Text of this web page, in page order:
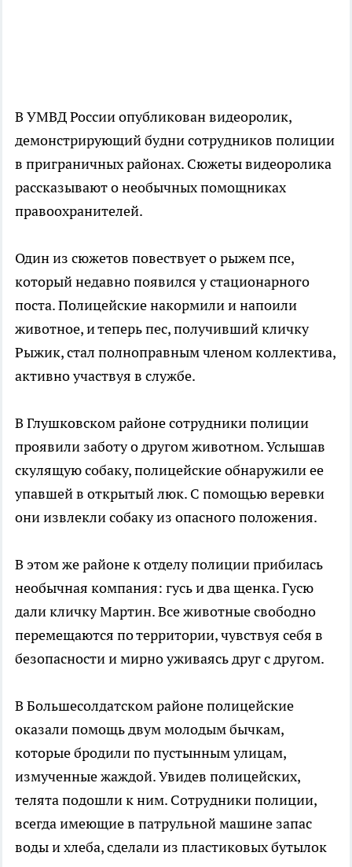
В УМВД России опубликован видеоролик,
демонстрирующий будни сотрудников полиции
в приграничных районах. Сюжеты видеоролика
рассказывают о необычных помощниках
правоохранителей.
Один из сюжетов повествует о рыжем псе,
который недавно появился у стационарного
поста. Полицейские накормили и напоили
животное, и теперь пес, получивший кличку
Рыжик, стал полноправным членом коллектива,
активно участвуя в службе.
В Глушковском районе сотрудники полиции
проявили заботу о другом животном. Услышав
скулящую собаку, полицейские обнаружили ее
упавшей в открытый люк. С помощью веревки
они извлекли собаку из опасного положения.
В этом же районе к отделу полиции прибилась
необычная компания: гусь и два щенка. Гусю
дали кличку Мартин. Все животные свободно
перемещаются по территории, чувствуя себя в
безопасности и мирно уживаясь друг с другом.
В Большесолдатском районе полицейские
оказали помощь двум молодым бычкам,
которые бродили по пустынным улицам,
измученные жаждой. Увидев полицейских,
телята подошли к ним. Сотрудники полиции,
всегда имеющие в патрульной машине запас
воды и хлеба, сделали из пластиковых бутылок